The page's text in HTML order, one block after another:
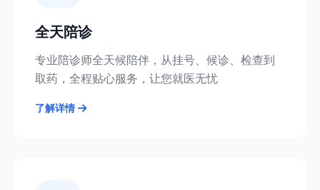
全天陪诊
专业陪诊师全天候陪伴，从挂号、候诊、检查到
取药，全程贴心服务，让您就医无忧
了解详情